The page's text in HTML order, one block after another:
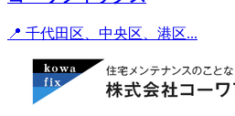
📍 千代田区、中央区、港区...